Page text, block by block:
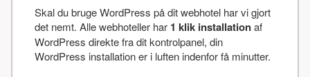
Skal du bruge WordPress på dit webhotel har vi gjort
det nemt. Alle webhoteller har 1 klik installationaf
WordPress direkte fra dit kontrolpanel, din
WordPress installation er i luften indenfor få minutter.